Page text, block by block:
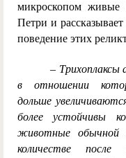
микроскопом живые
Петри и
поведение этих
– Трихоплаксы
в отношении
дольше
более устойчивы
животные обычной
количестве